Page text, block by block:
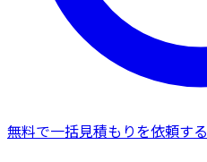
無料で一括見積もりを依頼する